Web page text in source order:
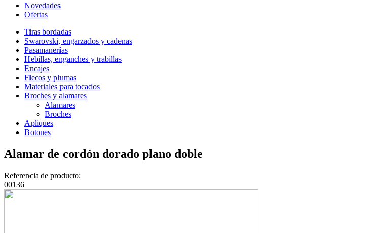
Novedades
Ofertas
Tiras bordadas
Swarovski, engarzados y cadenas
Pasamanerías
Hebillas, enganches y trabillas
Encajes
Flecos y plumas
Materiales para tocados
Broches y alamares
Alamares
Broches
Apliques
Botones
Alamar de cordón dorado plano doble
Referencia de producto:
00136